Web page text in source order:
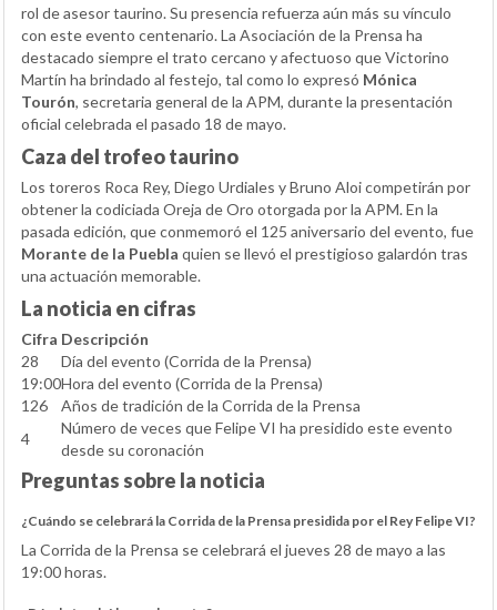
rol de asesor taurino. Su presencia refuerza aún más su vínculo
con este evento centenario. La Asociación de la Prensa ha
destacado siempre el trato cercano y afectuoso que Victorino
Martín ha brindado al festejo, tal como lo expresó Mónica
Tourón, secretaria general de la APM, durante la presentación
oficial celebrada el pasado 18 de mayo.
Caza del trofeo taurino
Los toreros Roca Rey, Diego Urdiales y Bruno Aloi competirán por
obtener la codiciada Oreja de Oro otorgada por la APM. En la
pasada edición, que conmemoró el 125 aniversario del evento, fue
Morante de la Puebla quien se llevó el prestigioso galardón tras
una actuación memorable.
La noticia en cifras
Cifra Descripción
28
Día del evento (Corrida de la Prensa)
19:00Hora del evento (Corrida de la Prensa)
126
Años de tradición de la Corrida de la Prensa
4
Número de veces que Felipe VI ha presidido este evento
desde su coronación
Preguntas sobre la noticia
¿Cuándo se celebrará la Corrida de la Prensa presidida por el Rey Felipe VI?
La Corrida de la Prensa se celebrará el jueves 28 de mayo a las
19:00 horas.